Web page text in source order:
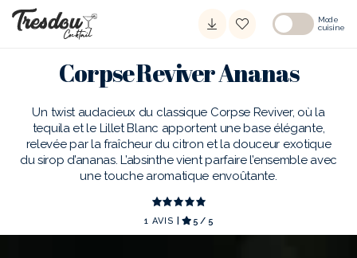
Mode
cuisine
Corpse Reviver Ananas
Un twist audacieux du classique Corpse Reviver, où la
tequila et le Lillet Blanc apportent une base élégante,
relevée par la fraîcheur du citron et la douceur exotique
du sirop d’ananas. L’absinthe vient parfaire l’ensemble avec
une touche aromatique envoûtante.
1 AVIS 5 / 5